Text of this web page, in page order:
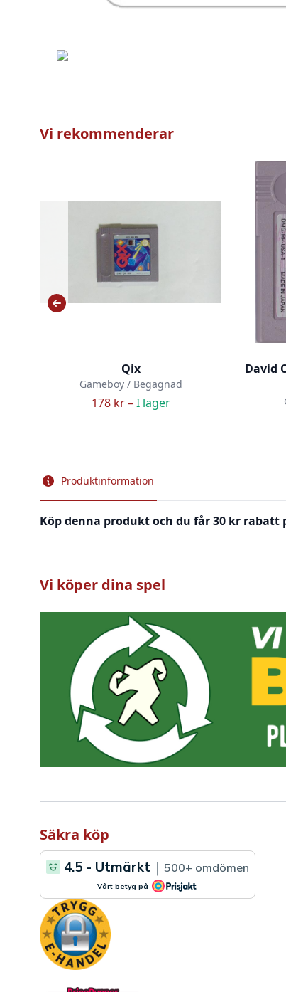
Vi rekommenderar
Qix
Gameboy / Begagnad
178 kr –I lager
David
Produktinformation
Köp denna produkt och du får 30 kr
Vi köper dina spel
Säkra köp